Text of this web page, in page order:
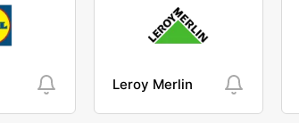
Leroy Merlin